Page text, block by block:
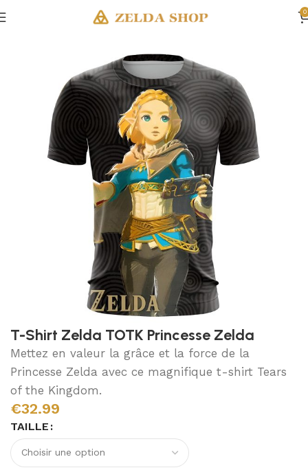
0
T-Shirt Zelda TOTK Princesse Zelda
Mettez en valeur la grâce et la force de la
Princesse Zelda avec ce magnifique t-shirt Tears
of the Kingdom.
€32.99
TAILLE